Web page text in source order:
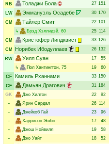
RB
Толаджи Бола 27 151
LW
Эммануэль Осадебе 30 170
CM
Тайлер Смит 22 101
↳
Брэд Хэллидэй, 60 25 114
CM
Кристофер Линдквист 33 126
CM
Норибек Ибодуллаев 26 132
RW
Уилл Суан 17 55
↳
Пол Хантингтон, 75 19 60
CF
Камиль Рханнами 33 150
CF
Дамьян Драгович 31 184
GK
Джо Хилтон 22 92
-
Ярин Сардал 26 114
-
Джейкоб Гай 23 96
-
Харрисон Эшби 17 48
-
Джош Нойвилл 19 58
-
Джо Уайт 18 52